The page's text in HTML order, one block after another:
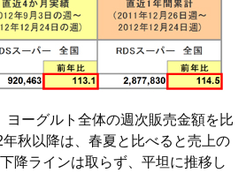
ーグルト全体の週次販売金額を比
秋以降は、春夏と比べると売上の
降ラインは取らず、平坦に推移し